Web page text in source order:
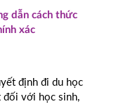
dẫn cách thức
xác
định đi du học
đối với học sinh,